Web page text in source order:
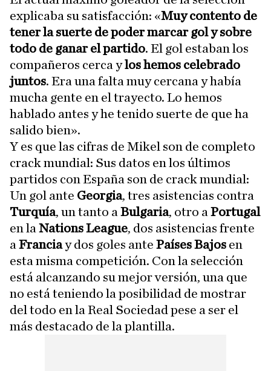
explicaba su satisfacción: «Muy contento de
tener la suerte de poder marcar gol y sobre
todo de ganar el partido. El gol estaban los
compañeros cerca ylos hemos celebrado
juntos. Era una falta muy cercana y había
mucha gente en el trayecto. Lo hemos
hablado antes y he tenido suerte de que ha
salido bien».
Y es que las cifras de Mikel son de completo
crack mundial: Sus datos en los últimos
partidos con España son de crack mundial:
Un gol ante Georgia, tres asistencias contra
Turquía, un tanto a Bulgaria, otro a Portugal
en la Nations League, dos asistencias frente
a Franciay dos goles ante Países Bajos en
esta misma competición. Con la selección
está alcanzando su mejor versión, una que
no está teniendo la posibilidad de mostrar
del todo en la Real Sociedad pese a ser el
más destacado de la plantilla.